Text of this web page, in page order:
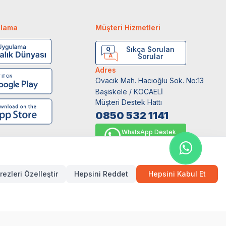
Müşteri Hizmetleri
Sıkça Sorulan
Sorular
Adres
Ovacık Mah. Hacıoğlu Sok. No:13
Başiskele / KOCAELİ
Müşteri Destek Hattı
0850 532 1141
WhatsApp Destek
0554 871 66 20
Özelleştir Hepsini Reddet Hepsini Kabul Et